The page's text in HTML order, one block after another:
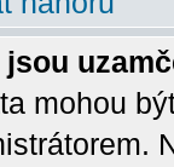
jsou
mohou